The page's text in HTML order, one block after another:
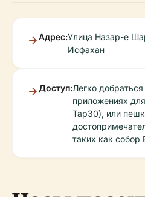
Адрес:Улица Назар-е
Исфахан
Доступ:Легко
приложениях
Tap30), или
таких как собор